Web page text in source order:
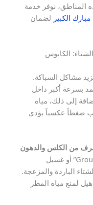
المناطق، نوفر خدمة
الكبير لضمان
الكابوس
مشاكل السباكة.
بسرعة أكبر داخل
إلى ذلك، مياه
ضغطاً عكسياً يؤدي
من الكلس والدهون
قبل دخول موسم البرد. عملية “Grouting” أو غسيل
الباردة والمزعجة.
لمنع مياه المطر